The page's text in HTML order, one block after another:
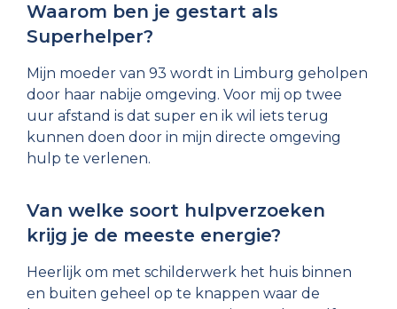
Waarom ben je gestart als
Superhelper?
Mijn moeder van 93 wordt in Limburg geholpen
door haar nabije omgeving. Voor mij op twee
uur afstand is dat super en ik wil iets terug
kunnen doen door in mijn directe omgeving
hulp te verlenen.
Van welke soort hulpverzoeken
krijg je de meeste energie?
Heerlijk om met schilderwerk het huis binnen
en buiten geheel op te knappen waar de